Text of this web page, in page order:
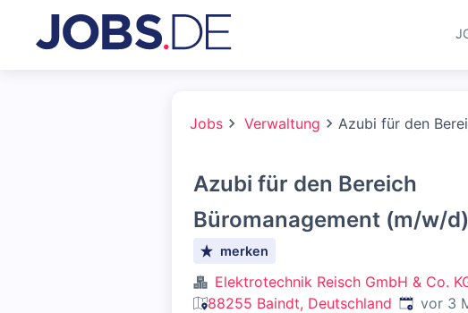
Jobs Verwaltung Azubi für den
Azubi für den Bereich
Büromanagement (m/w/
merken
Elektrotechnik Reisch GmbH & Co.
88255 Baindt, Deutschland
vor 3